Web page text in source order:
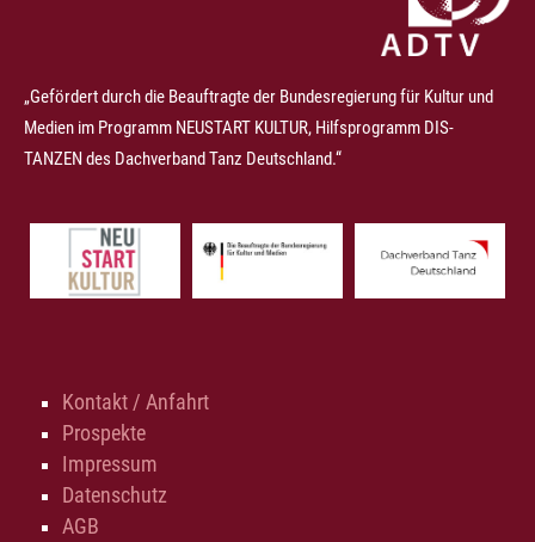
„Gefördert durch die Beauftragte der Bundesregierung für Kultur und
Medien im Programm NEUSTART KULTUR, Hilfsprogramm DIS-
TANZEN des Dachverband Tanz Deutschland.“
Kontakt / Anfahrt
Prospekte
Impressum
Datenschutz
AGB